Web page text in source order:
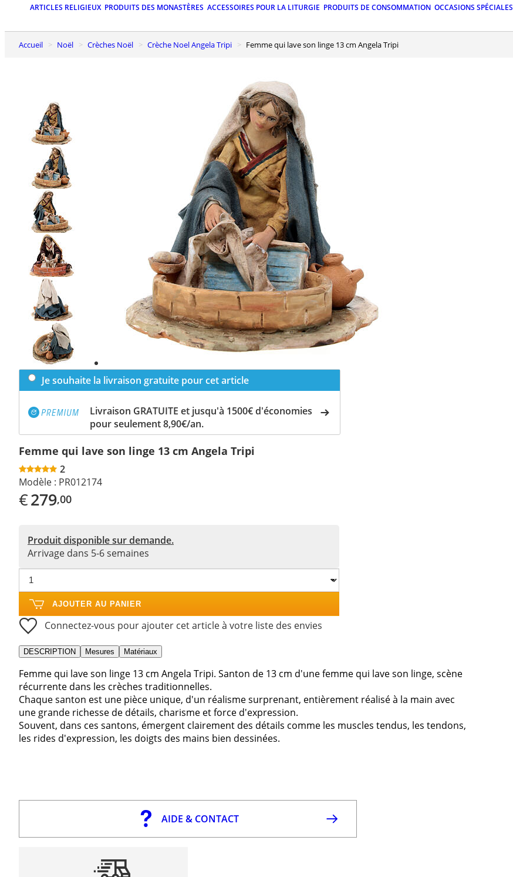
ARTICLES RELIGIEUX PRODUITS DES MONASTÈRES ACCESSOIRES POUR LA LITURGIE PRODUITS DE CONSOMMATION OCCASIONS SPÉCIALES
Accueil Noël Crèches Noël Crèche Noel Angela Tripi Femme qui lave son linge 13 cm Angela Tripi
Previous
slide
Next
slide
Je souhaite la livraison gratuite pour cet article
Livraison GRATUITE et jusqu'à 1500€ d'économies
pour seulement 8,90€/an.
Femme qui lave son linge 13 cm Angela Tripi
2
Modèle : PR012174
€279,00
Produit disponible sur demande.
Arrivage dans 5-6 semaines
AJOUTER AU PANIER
Connectez-vous pour ajouter cet article à votre liste des envies
DESCRIPTION Mesures Matériaux
Femme qui lave son linge 13 cm Angela Tripi. Santon de 13 cm d'une femme qui lave son linge, scène
récurrente dans les crèches traditionnelles.
Chaque santon est une pièce unique, d'un réalisme surprenant, entièrement réalisé à la main avec
une grande richesse de détails, charisme et force d'expression.
Souvent, dans ces santons, émergent clairement des détails comme les muscles tendus, les tendons,
les rides d'expression, les doigts des mains bien dessinées.
AIDE & CONTACT